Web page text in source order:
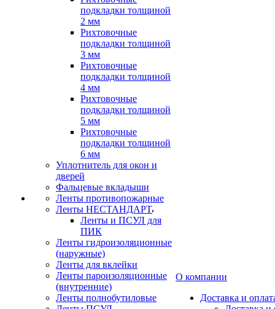
подкладки толщиной
2 мм
Рихтовочные
подкладки толщиной
3 мм
Рихтовочные
подкладки толщиной
4 мм
Рихтовочные
подкладки толщиной
5 мм
Рихтовочные
подкладки толщиной
6 мм
Уплотнитель для окон и
дверей
Фальцевые вкладыши
Ленты противопожарные
Ленты НЕСТАНДАРТ
Ленты и ПСУЛ для
ПИК
Ленты гидроизоляционные
(наружные)
Ленты для вклейки
Ленты пароизоляционные
(внутренние)
Ленты полнобутиловые
О компании
Доставка и